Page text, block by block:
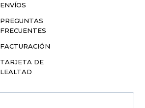
ENVÍOS
PREGUNTAS
FRECUENTES
FACTURACIÓN
TARJETA DE
LEALTAD